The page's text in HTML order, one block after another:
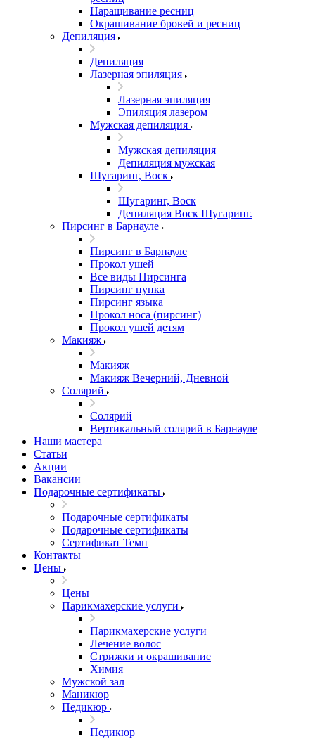
Наращивание ресниц
Окрашивание бровей и ресниц
Депиляция
Депиляция
Лазерная эпиляция
Лазерная эпиляция
Эпиляция лазером
Мужская депиляция
Мужская депиляция
Депиляция мужская
Шугаринг, Воск
Шугаринг, Воск
Депиляция Воск Шугаринг.
Пирсинг в Барнауле
Пирсинг в Барнауле
Прокол ушей
Все виды Пирсинга
Пирсинг пупка
Пирсинг языка
Прокол носа (пирсинг)
Прокол ушей детям
Макияж
Макияж
Макияж Вечерний, Дневной
Солярий
Солярий
Вертикальный солярий в Барнауле
Наши мастера
Статьи
Акции
Вакансии
Подарочные сертификаты
Подарочные сертификаты
Подарочные сертификаты
Сертификат Темп
Контакты
Цены
Цены
Парикмахерские услуги
Парикмахерские услуги
Лечение волос
Стрижки и окрашивание
Химия
Мужской зал
Маникюр
Педикюр
Педикюр